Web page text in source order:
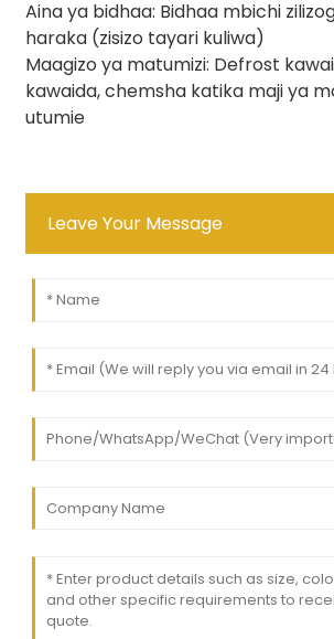
Aina ya bidhaa: Bidhaa mbichi
haraka (zisizo tayari kuliwa)
Maagizo ya matumizi: Defrost
kawaida, chemsha katika maji ya
utumie
Leave Your Message